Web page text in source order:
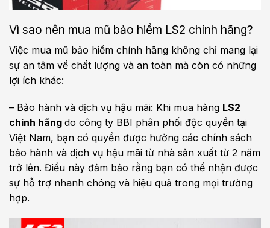
Vì sao nên mua mũ bảo hiểm LS2 chính hãng?
Việc mua mũ bảo hiểm chính hãng không chỉ mang lại
sự an tâm về chất lượng và an toàn mà còn có những
lợi ích khác:
– Bảo hành và dịch vụ hậu mãi: Khi mua hàng LS2
chính hãng do công ty BBI phân phối độc quyền tại
Việt Nam, bạn có quyền được hưởng các chính sách
bảo hành và dịch vụ hậu mãi từ nhà sản xuất từ 2 năm
trở lên. Điều này đảm bảo rằng bạn có thể nhận được
sự hỗ trợ nhanh chóng và hiệu quả trong mọi trường
hợp.